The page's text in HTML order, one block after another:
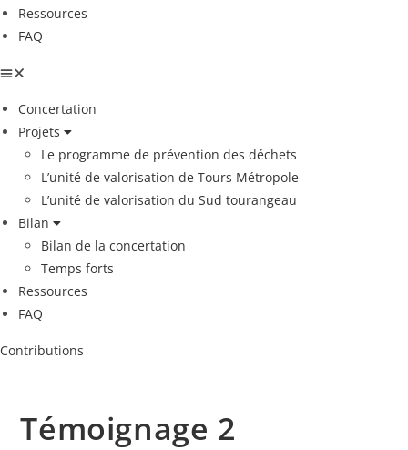
Ressources
FAQ
Concertation
Projets
Le programme de prévention des déchets
L’unité de valorisation de Tours Métropole
L’unité de valorisation du Sud tourangeau
Bilan
Bilan de la concertation
Temps forts
Ressources
FAQ
Contributions
Témoignage 2